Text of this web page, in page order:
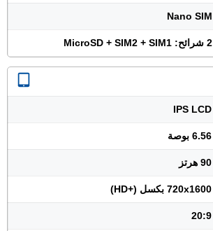
Nano SIM
2 شرائح: MicroSD + SIM2 + SIM1
IPS LCD
6.56 بوصة
90 هرتز
720x1600 بكسل (+HD)
20:9